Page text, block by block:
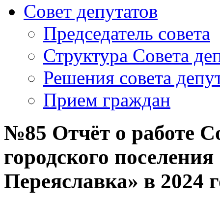
Совет депутатов
Председатель совета
Структура Совета
Решения совета
Прием граждан
№85 Отчёт о работе
городского
Переяславка» в 2024